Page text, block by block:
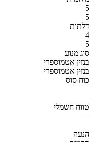
5
5
דלתות
4
5
סוג מנוע
בנזין אטמוספרי
בנזין אטמוספרי
כוח סוס
—
—
טווח חשמלי
—
—
הנעה